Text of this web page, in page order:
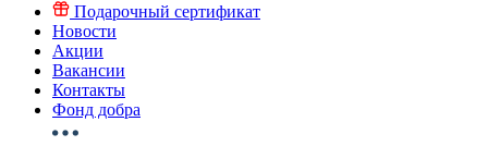
Подарочный сертификат
Новости
Акции
Вакансии
Контакты
Фонд добра